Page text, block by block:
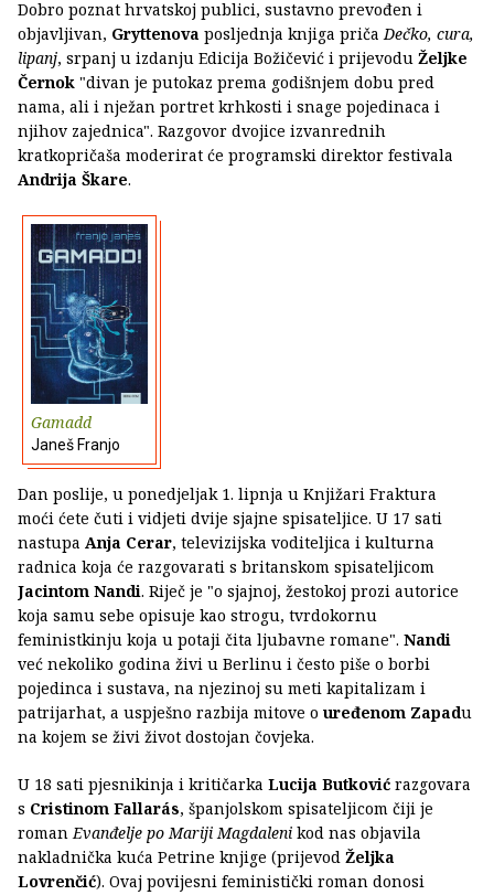
Dobro poznat hrvatskoj publici, sustavno prevođen i
objavljivan, Gryttenova posljednja knjiga pričaDečko, cura,
lipanj, srpanj u izdanju Edicija Božičević i prijevodu Željke
Černok "divan je putokaz prema godišnjem dobu pred
nama, ali i nježan portret krhkosti i snage pojedinaca i
njihov zajednica". Razgovor dvojice izvanrednih
kratkopričaša moderirat će programski direktor festivala
Andrija Škare.
Gamadd
Janeš Franjo
Dan poslije, u ponedjeljak 1. lipnja u Knjižari Fraktura
moći ćete čuti i vidjeti dvije sjajne spisateljice. U 17 sati
nastupa Anja Cerar, televizijska voditeljica i kulturna
radnica koja će razgovarati s britanskom spisateljicom
Jacintom Nandi. Riječ je "o sjajnoj, žestokoj prozi autorice
koja samu sebe opisuje kao strogu, tvrdokornu
feministkinju koja u potaji čita ljubavne romane". Nandi
već nekoliko godina živi u Berlinu i često piše o borbi
pojedinca i sustava, na njezinoj su meti kapitalizam i
patrijarhat, a uspješno razbija mitove o uređenom Zapadu
na kojem se živi život dostojan čovjeka.
U 18 sati pjesnikinja i kritičarka Lucija Butković razgovara
s Cristinom Fallarás, španjolskom spisateljicom čiji je
romanEvanđelje po Mariji Magdaleni kod nas objavila
nakladnička kuća Petrine knjige (prijevod Željka
Lovrenčić). Ovaj povijesni feministički roman donosi